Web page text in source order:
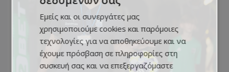
Εμείς και οι συνεργάτες μας
χρησιμοποιούμε cookies και παρόμοιες
τεχνολογίες για να αποθηκεύουμε και να
έχουμε πρόσβαση σε πληροφορίες στη
συσκευή σας και να επεξεργαζόμαστε